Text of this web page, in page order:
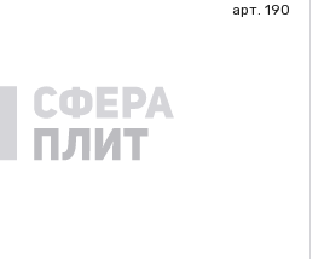
арт. 190